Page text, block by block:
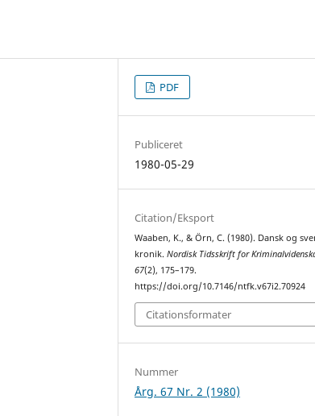
PDF
Publiceret
1980-05-29
Citation/Eksport
Waaben, K., & Örn, C. (1980). Dansk og
kronik.Nordisk Tidsskrift for
67(2), 175–179.
https://doi.org/10.7146/ntfk.v67i2.70924
Citationsformater
Nummer
Årg. 67 Nr. 2 (1980)